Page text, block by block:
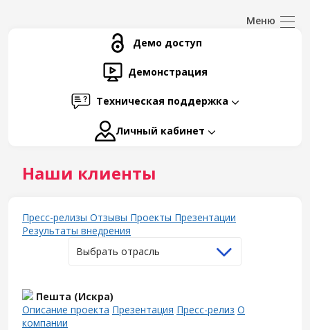
Демо доступ
Демонстрация
Техническая поддержка
Личный кабинет
Наши клиенты
Пресс-релизы Отзывы Проекты Презентации
Результаты внедрения
Выбрать отрасль
Пешта (Искра)
Описание проекта Презентация Пресс-релиз О
компании